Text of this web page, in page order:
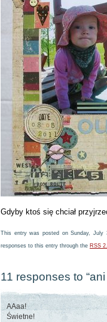
Gdyby ktoś się chciał
This entry was posted on Sunday,
responses to this entry through the RSS
11 responses to
AAaa!
Świetne!